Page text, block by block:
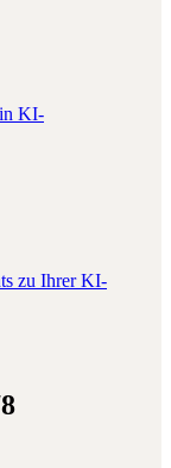
KI-
zu Ihrer KI-